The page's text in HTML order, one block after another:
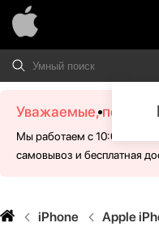
Уважаемые,
Мы работаем с 10:00 -
самовывоз и бесплатная
iPhone Apple